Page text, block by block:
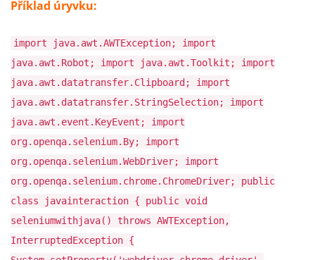
Příklad úryvku:
import java.awt.AWTException; import
java.awt.Robot; import java.awt.Toolkit; import
java.awt.datatransfer.Clipboard; import
java.awt.datatransfer.StringSelection; import
java.awt.event.KeyEvent; import
org.openqa.selenium.By; import
org.openqa.selenium.WebDriver; import
org.openqa.selenium.chrome.ChromeDriver; public
class javainteraction { public void
seleniumwithjava() throws AWTException,
InterruptedException {